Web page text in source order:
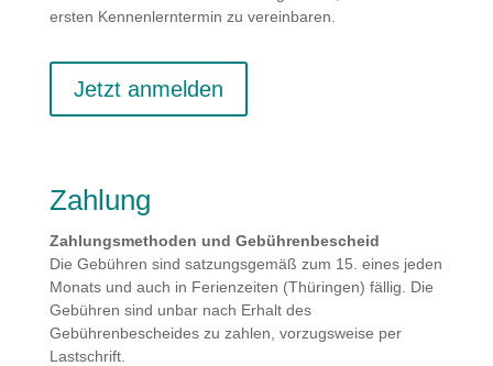
ersten Kennenlerntermin zu vereinbaren.
Jetzt anmelden
Zahlung
Zahlungsmethoden und Gebührenbescheid
Die Gebühren sind satzungsgemäß zum 15. eines jeden
Monats und auch in Ferienzeiten (Thüringen) fällig. Die
Gebühren sind unbar nach Erhalt des
Gebührenbescheides zu zahlen, vorzugsweise per
Lastschrift.